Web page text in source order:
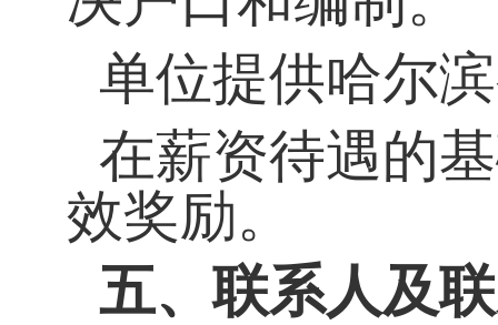
单位提供哈尔
在薪资待遇的
效奖励。
五、联系人及